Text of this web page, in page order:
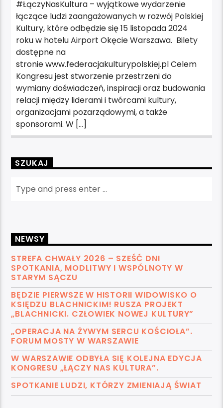
#ŁączyNasKultura – wyjątkowe wydarzenie
łączące ludzi zaangażowanych w rozwój Polskiej
Kultury, które odbędzie się 15 listopada 2024
roku w hotelu Airport Okęcie Warszawa. Bilety
dostępne na
stronie www.federacjakulturypolskiej.pl Celem
Kongresu jest stworzenie przestrzeni do
wymiany doświadczeń, inspiracji oraz budowania
relacji między liderami i twórcami kultury,
organizacjami pozarządowymi, a także
sponsorami. W […]
SZUKAJ
NEWSY
STREFA CHWAŁY 2026 – SZEŚĆ DNI
SPOTKANIA, MODLITWY I WSPÓLNOTY W
STARYM SĄCZU
BĘDZIE PIERWSZE W HISTORII WIDOWISKO O
KSIĘDZU BLACHNICKIM! RUSZA PROJEKT
„BLACHNICKI. CZŁOWIEK NOWEJ KULTURY”
„OPERACJA NA ŻYWYM SERCU KOŚCIOŁA”.
FORUM MOSTY W WARSZAWIE
W WARSZAWIE ODBYŁA SIĘ KOLEJNA EDYCJA
KONGRESU „ŁĄCZY NAS KULTURA”.
SPOTKANIE LUDZI, KTÓRZY ZMIENIAJĄ ŚWIAT